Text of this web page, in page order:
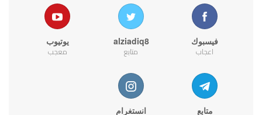
فيسبوك
اعجاب
alziadiq8
متابع
يوتيوب
معجب
متابع انستغرام